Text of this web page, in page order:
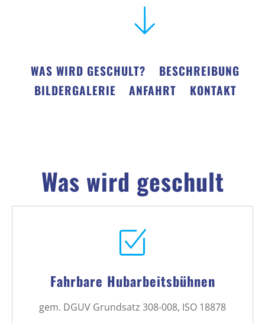
WAS WIRD GESCHULT?
BESCHREIBUNG
BILDERGALERIE
ANFAHRT KONTAKT
Was wird geschult
Fahrbare Hubarbeitsbühnen
gem. DGUV Grundsatz 308-008, ISO 18878